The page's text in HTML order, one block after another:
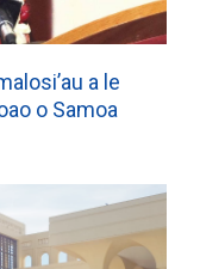
a le
o Samoa